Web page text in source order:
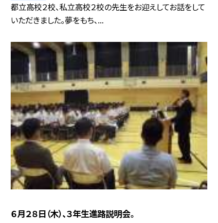
都立高校２校、私立高校２校の先生をお迎えしてお話をして
いただきました。夢をもち、...
６月２８日（木）、３年生進路説明会。